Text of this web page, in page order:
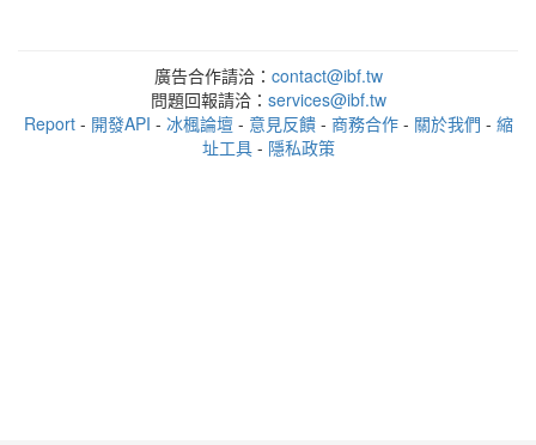
廣告合作請洽： contact@ibf.tw
問題回報請洽： services@ibf.tw
Report- 開發API - 冰楓論壇- 意見反饋- 商務合作- 關於我們 - 縮
址工具- 隱私政策